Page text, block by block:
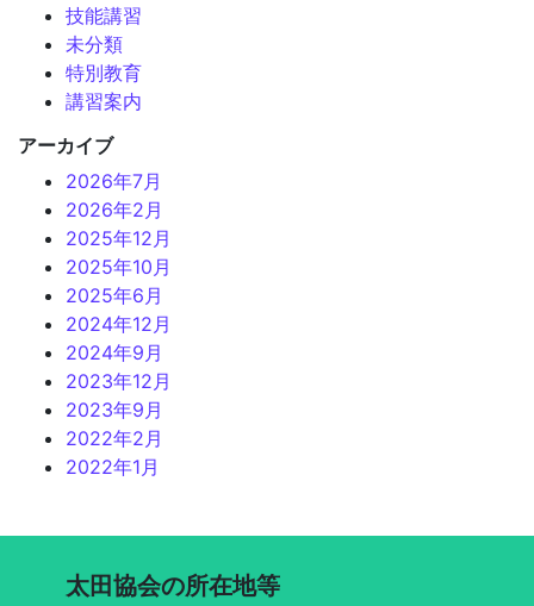
技能講習
未分類
特別教育
講習案内
アーカイブ
2026年7月
2026年2月
2025年12月
2025年10月
2025年6月
2024年12月
2024年9月
2023年12月
2023年9月
2022年2月
2022年1月
太田協会の所在地等